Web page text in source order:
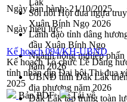
Lắk
Sôi nổi Hội đua ngựa
Xuân Bính Ngọ 2026
Lãnh đạo tỉnh dâng
đầu Xuân Bính Ngọ
Ngành nông nghiệp
năm 2026
UBND tỉnh Đắk Lắk triển
địa phương năm 2026
Đắk Lắk tập trung toàn
Ngày ban hành:21/10/2025
Ngày hiệu lực:
Kế hoạch 094/KH-UBND
Kế hoạch Tổ chức Lễ Dâng
tỉnh nhân dịp Đại hội Thi đua
2025
Bản PDF
Tải về